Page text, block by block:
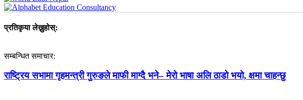
प्रतिकृया लेख्नुहोस्:
सम्बन्धित समाचार:
राष्ट्रिय सभामा गृहमन्त्री गुरुङले माफी माग्दै भने– मेरो भाषा अलि ठाडो भयो, क्षमा चाहन्छु